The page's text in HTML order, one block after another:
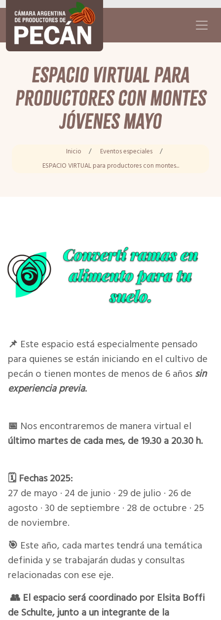
ESPACIO VIRTUAL para
productores con montes
jóvenes Mayo
Inicio / Eventos especiales
/
ESPACIO VIRTUAL para productores con montes...
📌 Este espacio está especialmente pensado
para quienes se están iniciando en el cultivo de
pecán o tienen montes de menos de 6 años sin
experiencia previa.
📅 Nos encontraremos de manera virtual el
último martes de cada mes, de 19.30 a 20.30 h.
🗓️ Fechas 2025:
27 de mayo · 24 de junio · 29 de julio · 26 de
agosto · 30 de septiembre · 28 de octubre · 25
de noviembre.
🎯 Este año, cada martes tendrá una temática
definida y se trabajarán dudas y consultas
relacionadas con ese eje.
👥 El espacio será coordinado por Elsita Boffi
de Schulte, junto a un integrante de la